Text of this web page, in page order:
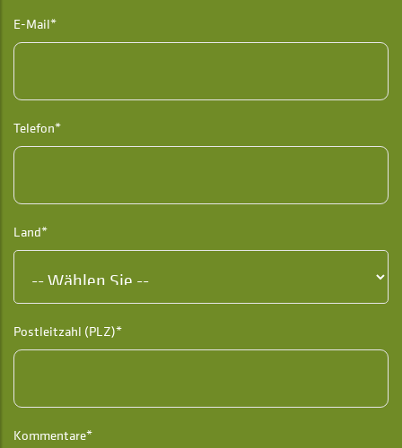
E-Mail*
Telefon*
Land*
Postleitzahl (PLZ)*
Kommentare*